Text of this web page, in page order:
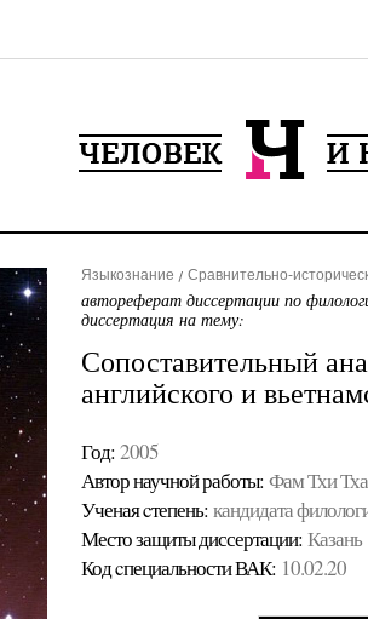
Языкознание Сравнительно-
автореферат диссертации по
диссертация на тему:
Сопоставительный
английского и
Год: 2005
Автор научной работы: Фам Тхи
Ученая cтепень: кандидата
Место защиты диссертации: Казань
Код cпециальности ВАК: 10.02.20